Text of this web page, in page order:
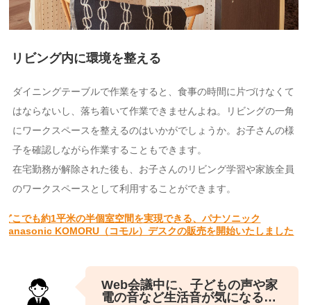
リビング内に環境を整える
ダイニングテーブルで作業をすると、食事の時間に片づけなくて
はならないし、落ち着いて作業できませんよね。リビングの一角
にワークスペースを整えるのはいかがでしょうか。お子さんの様
子を確認しながら作業することもできます。
在宅勤務が解除された後も、お子さんのリビング学習や家族全員
のワークスペースとして利用することができます。
どこでも約1平米の半個室空間を実現できる、パナソニック
Panasonic KOMORU（コモル）デスクの販売を開始いたしました
Web会議中に、子どもの声や家
電の音など生活音が気になる…